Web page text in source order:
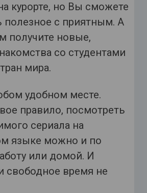
курорте, но Вы сможете
полезное с приятным. А
получите новые,
со студентами
мира.
удобном месте.
правило, посмотреть
сериала на
языке можно и по
или домой. И
свободное время не